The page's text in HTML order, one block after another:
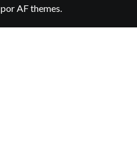
por AF themes.